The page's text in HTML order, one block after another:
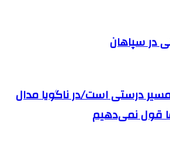
در سپاهان
مسیر درستی است/در ناگویا مدال
قول نمی‌دهیم